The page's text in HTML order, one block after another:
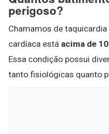
perigoso?
Chamamos de
cardíaca está acima de
Essa condição possui
tanto fisiológicas quanto